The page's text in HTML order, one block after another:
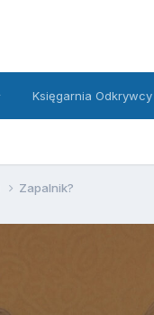
Księgarnia Odkrywcy
Zapalnik?